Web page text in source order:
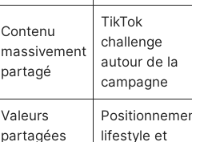
Contenu
massivement
partagé
TikTok
challenge
autour de la
campagne
Valeurs
partagées
Positionnement
lifestyle et